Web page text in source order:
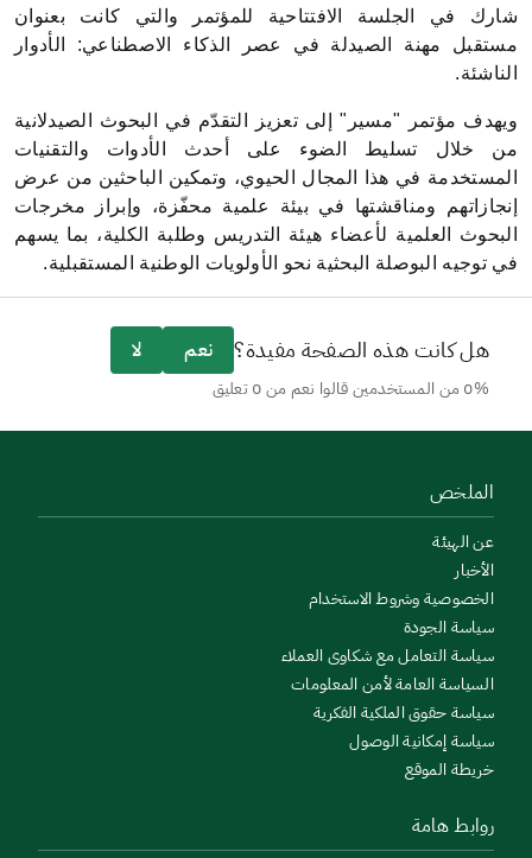
في الجلسة الافتتاحية للمؤتمر والتي كانت بعنوان
مهنة الصيدلة في عصر الذكاء الاصطناعي: الأدوار
مؤتمر "مسير" إلى تعزيز التقدّم في البحوث الصيدلانية
خلال تسليط الضوء على أحدث الأدوات والتقنيات
في هذا المجال الحيوي، وتمكين الباحثين من عرض
ومناقشتها في بيئة علمية محفّزة، وإبراز مخرجات
العلمية لأعضاء هيئة التدريس وطلبة الكلية، بما يسهم
توجيه البوصلة البحثية نحو الأولويات الوطنية المستقبلية.
هل كانت هذه الصفحة مفيدة؟ نعم
0% من المستخدمين قالوا نعم من 0 تعليق
الملخص
عن الهيئة
الأخبار
الخصوصية وشروط الاستخدام
سياسة الجودة
سياسة التعامل مع شكاوى العملاء
السياسة العامة لأمن المعلومات
سياسة حقوق الملكية الفكرية
سياسة إمكانية الوصول
خريطة الموقع
روابط هامة